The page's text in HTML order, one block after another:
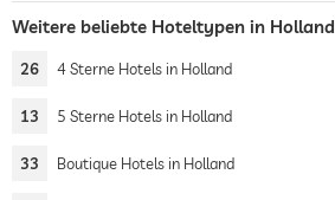
Weitere beliebte Hoteltypen in Holland
26 4 Sterne Hotels in Holland
13 5 Sterne Hotels in Holland
33 Boutique Hotels in Holland